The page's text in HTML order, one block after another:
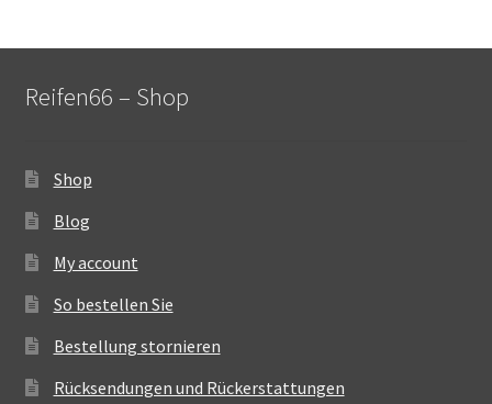
Reifen66 – Shop
Shop
Blog
My account
So bestellen Sie
Bestellung stornieren
Rücksendungen und Rückerstattungen